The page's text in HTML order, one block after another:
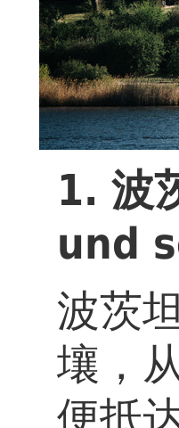
1. 波
und
波茨
壤，
便抵